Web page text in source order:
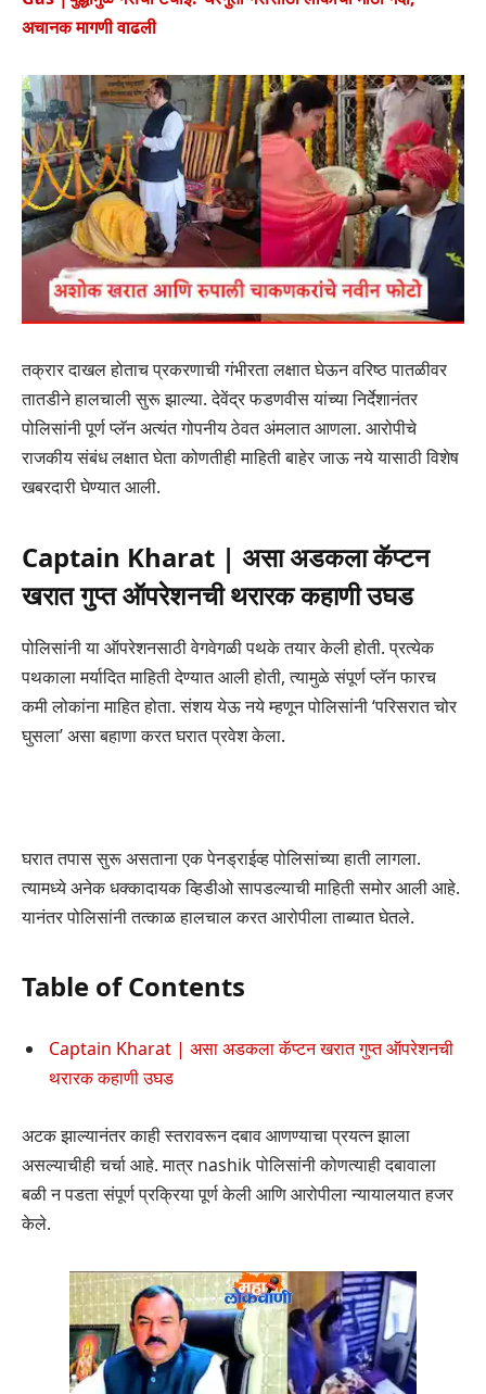
अचानक मागणी वाढली
तक्रार दाखल होताच प्रकरणाची गंभीरता लक्षात घेऊन वरिष्ठ पातळीवर
तातडीने हालचाली सुरू झाल्या. देवेंद्र फडणवीस यांच्या निर्देशानंतर
पोलिसांनी पूर्ण प्लॅन अत्यंत गोपनीय ठेवत अंमलात आणला. आरोपीचे
राजकीय संबंध लक्षात घेता कोणतीही माहिती बाहेर जाऊ नये यासाठी विशेष
खबरदारी घेण्यात आली.
Captain Kharat | असा अडकला कॅप्टन
खरात गुप्त ऑपरेशनची थरारक कहाणी उघड
पोलिसांनी या ऑपरेशनसाठी वेगवेगळी पथके तयार केली होती. प्रत्येक
पथकाला मर्यादित माहिती देण्यात आली होती, त्यामुळे संपूर्ण प्लॅन फारच
कमी लोकांना माहित होता. संशय येऊ नये म्हणून पोलिसांनी ‘परिसरात चोर
घुसला’ असा बहाणा करत घरात प्रवेश केला.
घरात तपास सुरू असताना एक पेनड्राईव्ह पोलिसांच्या हाती लागला.
त्यामध्ये अनेक धक्कादायक व्हिडीओ सापडल्याची माहिती समोर आली आहे.
यानंतर पोलिसांनी तत्काळ हालचाल करत आरोपीला ताब्यात घेतले.
Table of Contents
Captain Kharat | असा अडकला कॅप्टन खरात गुप्त ऑपरेशनची
थरारक कहाणी उघड
अटक झाल्यानंतर काही स्तरावरून दबाव आणण्याचा प्रयत्न झाला
असल्याचीही चर्चा आहे. मात्र nashik पोलिसांनी कोणत्याही दबावाला
बळी न पडता संपूर्ण प्रक्रिया पूर्ण केली आणि आरोपीला न्यायालयात हजर
केले.